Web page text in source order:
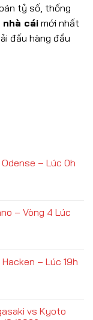
tỷ số, thống
nhà cáimới nhất
đấu hàng đầu
– Lúc 0h
– Vòng 4 Lúc
– Lúc 19h
vs Kyoto